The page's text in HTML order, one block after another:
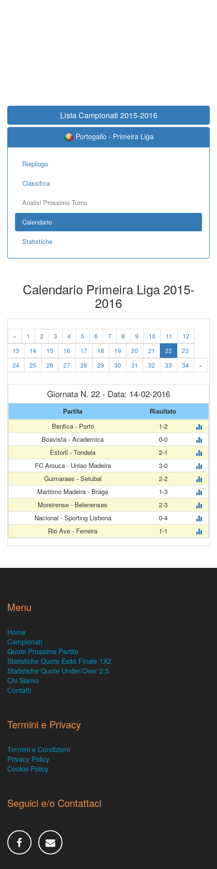
Lista Campionati 2015-2016
Portogallo - Primeira Liga
Riepilogo
Classifica
Analisi Prossimo Turno
Calendario
Statistiche
Calendario Primeira Liga 2015-
2016
« 1 2 3 4 5 6 7 8 9 10 11
12
13
14 15 16 17 18 19 20 21 22
23
24
25 26 27 28 29 30 31 32 33 34 »
Giornata N. 22 - Data: 14-02-2016
Partita
Risultato
Benfica - Porto
1-2
Boavista - Academica
0-0
Estoril - Tondela
2-1
FC Arouca - Uniao Madeira
3-0
Guimaraes - Setubal
2-2
Maritimo Madeira - Braga
1-3
Moreirense - Belenenses
2-3
Nacional - Sporting Lisbona
0-4
Rio Ave - Ferreira
1-1
Menu
Home
Campionati
Quote Prossime Partite
Statistiche Quote Esito Finale 1X2
Statistiche Quote Under/Over 2,5
Chi Siamo
Contatti
Termini e Privacy
Termini e Condizioni
Privacy Policy
Cookie Policy
Seguici e/o Contattaci